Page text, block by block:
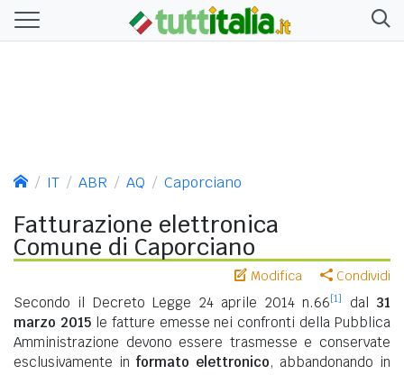
IT ABR AQ Caporciano
Fatturazione elettronica
Comune di Caporciano
Modifica Condividi
Secondo il Decreto Legge 24 aprile 2014 n.66[1] dal 31
marzo 2015le fatture emesse nei confronti della Pubblica
Amministrazione devono essere trasmesse e conservate
esclusivamente in formato elettronico, abbandonando in